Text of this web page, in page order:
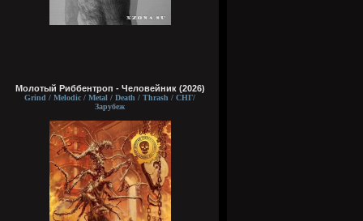
Молотый Риббентроп - Человейник (2026)
Grind / Melodic / Metal / Death / Thrash / СНГ/
Зарубеж